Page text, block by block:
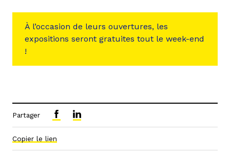
À l’occasion de leurs ouvertures, les
expositions seront gratuites tout le week-end
!
Partager
Copier le lien